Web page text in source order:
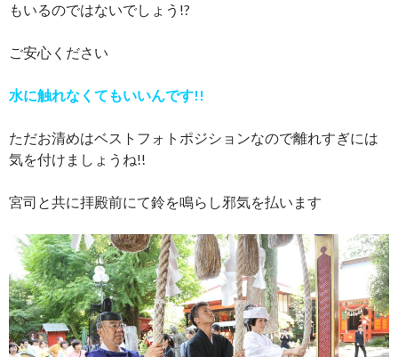
もいるのではないでしょう!?
ご安心ください
水に触れなくてもいいんです!!
ただお清めはベストフォトポジションなので離れすぎには
気を付けましょうね!!
宮司と共に拝殿前にて鈴を鳴らし邪気を払います